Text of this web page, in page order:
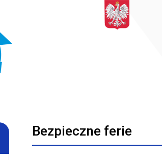
Bezpieczne ferie